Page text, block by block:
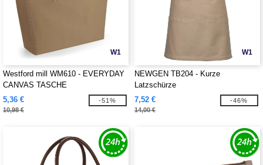
W1
Westford mill WM610 - EVERYDAY
CANVAS TASCHE
5,36 €
10,98 €
-51%
W1
NEWGEN TB204 - Kurze
Latzschürze
7,52 €
14,00 €
-46%